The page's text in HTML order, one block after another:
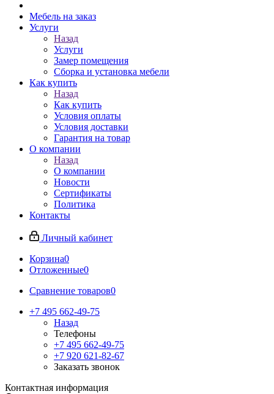
Мебель на заказ
Услуги
Назад
Услуги
Замер помещения
Сборка и установка мебели
Как купить
Назад
Как купить
Условия оплаты
Условия доставки
Гарантия на товар
О компании
Назад
О компании
Новости
Сертификаты
Политика
Контакты
Личный кабинет
Корзина0
Отложенные0
Сравнение товаров0
+7 495 662-49-75
Назад
Телефоны
+7 495 662-49-75
+7 920 621-82-67
Заказать звонок
Контактная информация